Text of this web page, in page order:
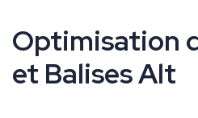
Optimisation
et Balises Alt